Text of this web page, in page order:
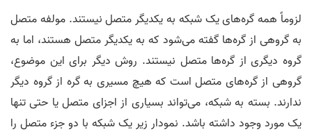
لزوماً همه گره‌های یک شبکه به یکدیگر متصل نیستند. مولفه متصل
به گروهی از گره‌ها گفته می‌شود که به یکدیگر متصل هستند، اما به
گروه دیگری از گره‌ها متصل نیستند. روش دیگر برای این موضوع،
گروهی از گره‌های متصل است که هیچ مسیری به گره از گروه دیگر
ندارند. بسته به شبکه، می‌تواند بسیاری از اجزای متصل یا حتی تنها
یک مورد وجود داشته باشد. نمودار زیر یک شبکه با دو جزء متصل را